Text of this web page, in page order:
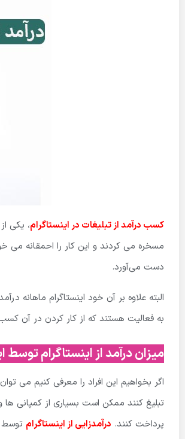
کسب درآمد از تبلیغات در اینستاگرام، یکی
مسخره می کردند و این کار را احمقانه می
دست می‌آورد.
البته علاوه بر آن خود اینستاگرام ماهانه
به فعالیت هستند که از کار کردن در آن
میزان درآمد از اینستاگرام توسط
اگر بخواهیم این افراد را معرفی کنیم می
تبلیغ کنند ممکن است بسیاری از کمپانی
پرداخت کنند. درآمدزایی از اینستاگرام توسط